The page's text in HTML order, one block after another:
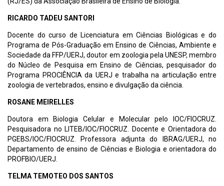
RICARDO TADEU SANTORI
Docente do curso de Licenciatura em Ciências Biológicas e do
Programa de Pós-Graduação em Ensino de Ciências, Ambiente e
Sociedade da FFP/UERJ, doutor em zoologia pela UNESP, membro
do Núcleo de Pesquisa em Ensino de Ciências, pesquisador do
Programa PROCIÊNCIA da UERJ e trabalha na articulação entre
zoologia de vertebrados, ensino e divulgação da ciência.
ROSANE MEIRELLES
Doutora em Biologia Celular e Molecular pelo IOC/FIOCRUZ.
Pesquisadora no LITEB/IOC/FIOCRUZ. Docente e Orientadora do
PGEBS/IOC/FIOCRUZ. Professora adjunta do IBRAG/UERJ, no
Departamento de ensino de Ciências e Biologia e orientadora do
PROFBIO/UERJ.
TELMA TEMOTEO DOS SANTOS